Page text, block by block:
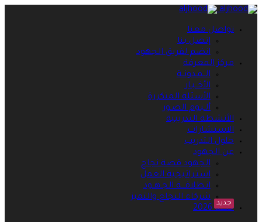
تواصل معنا
إتصل بنا
انضم لفريق الجهود
مركز المعرفة
الــمـدونــة
الأخــبـار
الأسئلة المتكررة
ألـبـوم الصـور
الأنشطة التدريبية
الاستشارات
حلول التدريب
عن الجهود
الجهود قصة نجاح
استـراتيجية العمل
انـطلاقـــة الجـهــود
شركاء النجاح والتميز
جديد
خطة 2026